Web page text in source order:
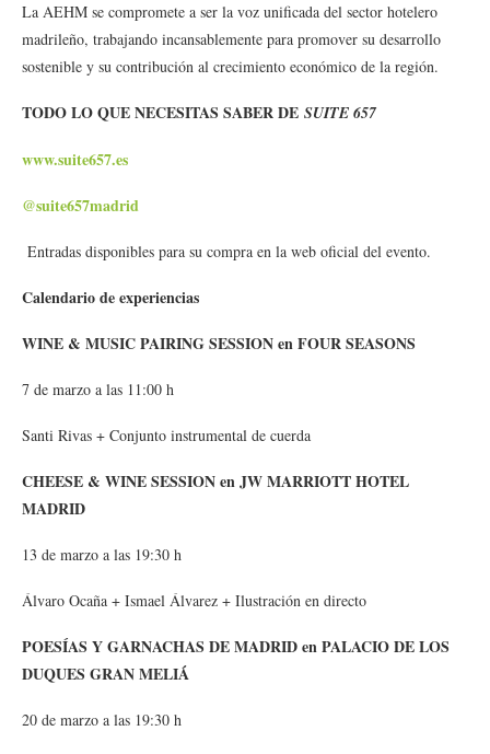
La AEHM se compromete a ser la voz unificada del sector hotelero
madrileño, trabajando incansablemente para promover su desarrollo
sostenible y su contribución al crecimiento económico de la región.
TODO LO QUE NECESITAS SABER DE SUITE 657
www.suite657.es
@suite657madrid
Entradas disponibles para su compra en la web oficial del evento.
Calendario de experiencias
WINE & MUSIC PAIRING SESSION en FOUR SEASONS
7 de marzo a las 11:00 h
Santi Rivas + Conjunto instrumental de cuerda
CHEESE & WINE SESSION en JW MARRIOTT HOTEL
MADRID
13 de marzo a las 19:30 h
Álvaro Ocaña + Ismael Álvarez + Ilustración en directo
POESÍAS Y GARNACHAS DE MADRID en PALACIO DE LOS
DUQUES GRAN MELIÁ
20 de marzo a las 19:30 h